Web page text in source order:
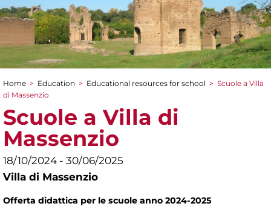
You are here
Home > Education > Educational resources for school > Scuole a Villa
di Massenzio
Scuole a Villa di
Massenzio
18/10/2024 - 30/06/2025
Villa di Massenzio
Offerta didattica per le scuole anno 2024-2025